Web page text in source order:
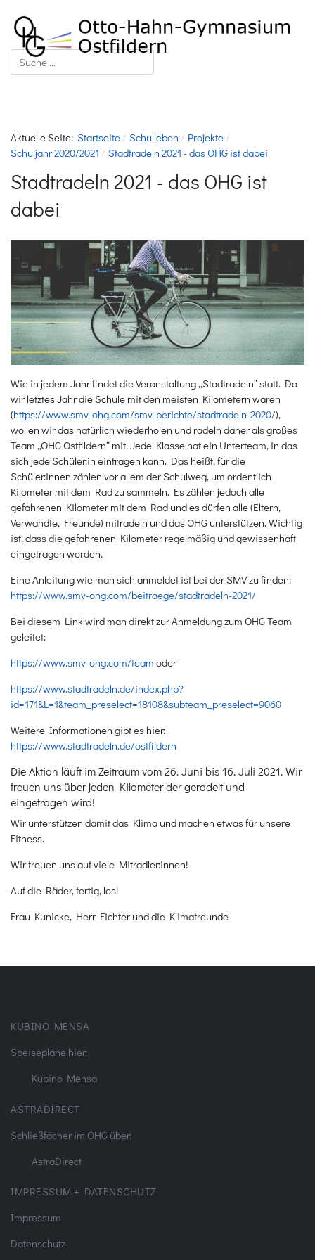
Suchen
Aktuelle Seite: Startseite Schulleben
Projekte
Schuljahr 2020/2021
Stadtradeln 2021 - das OHG ist dabei
Stadtradeln 2021 - das OHG ist
dabei
Wie in jedem Jahr findet die Veranstaltung „Stadtradeln“ statt. Da
wir letztes Jahr die Schule mit den meisten Kilometern waren
(https://www.smv-ohg.com/smv-berichte/stadtradeln-2020/),
wollen wir das natürlich wiederholen und radeln daher als großes
Team „OHG Ostfildern“ mit. Jede Klasse hat ein Unterteam, in das
sich jede Schüler:in eintragen kann. Das heißt, für die
Schüler:innen zählen vor allem der Schulweg, um ordentlich
Kilometer mit dem Rad zu sammeln. Es zählen jedoch alle
gefahrenen Kilometer mit dem Rad und es dürfen alle (Eltern,
Verwandte, Freunde) mitradeln und das OHG unterstützen. Wichtig
ist, dass die gefahrenen Kilometer regelmäßig und gewissenhaft
eingetragen werden.
Eine Anleitung wie man sich anmeldet ist bei der SMV zu finden:
https://www.smv-ohg.com/beitraege/stadtradeln-2021/
Bei diesem Link wird man direkt zur Anmeldung zum OHG Team
geleitet:
https://www.smv-ohg.com/team oder
https://www.stadtradeln.de/index.php?
id=171&L=1&team_preselect=18108&subteam_preselect=9060
Weitere Informationen gibt es hier:
https://www.stadtradeln.de/ostfildern
Die Aktion läuft im Zeitraum vom 26. Juni bis 16. Juli 2021. Wir
freuen uns über jeden Kilometer der geradelt und
eingetragen wird!
Wir unterstützen damit das Klima und machen etwas für unsere
Fitness.
Wir freuen uns auf viele Mitradler:innen!
Auf die Räder, fertig, los!
Frau Kunicke, Herr Fichter und die Klimafreunde
KUBINO MENSA
Speisepläne hier:
Kubino Mensa
ASTRADIRECT
Schließfächer im OHG über:
AstraDirect
IMPRESSUM + DATENSCHUTZ
Impressum
Datenschutz